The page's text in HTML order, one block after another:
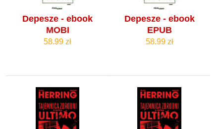
Depesze - ebook
MOBI
58.99 zł
Depesze - ebook
EPUB
58.99 zł